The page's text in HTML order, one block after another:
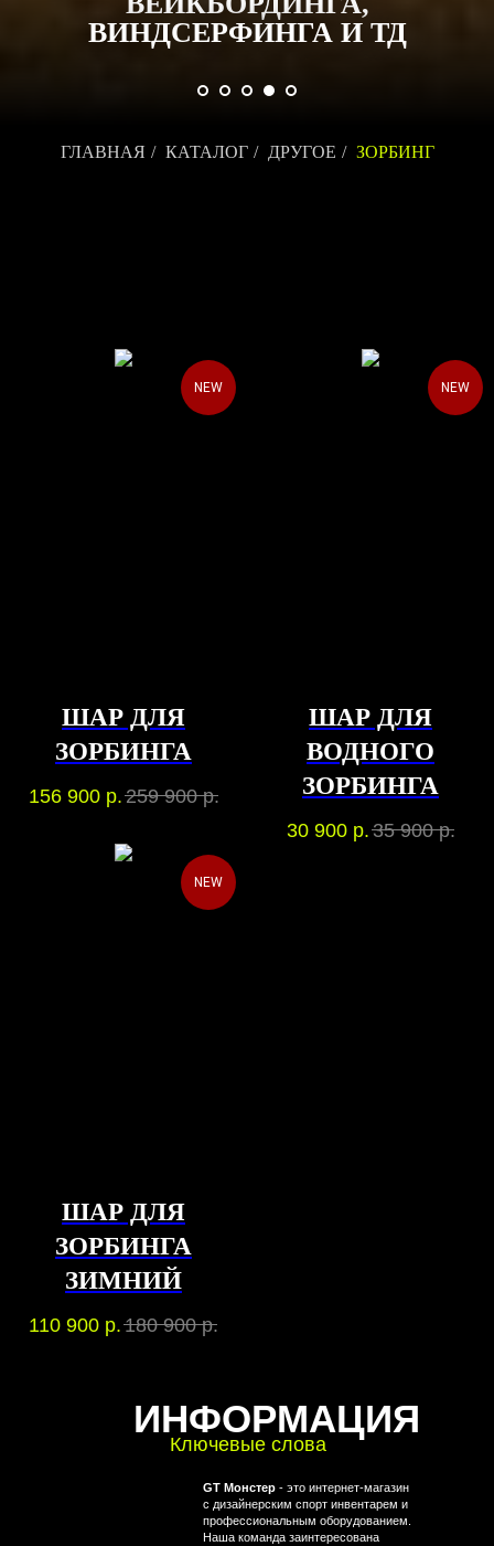
ВИНДСЕРФИНГА И ТД
ГЛАВНАЯ / КАТАЛОГ / ДРУГОЕ / ЗОРБИНГ
NEW
ШАР ДЛЯ
ЗОРБИНГА
156 900 р.259 900 р.
NEW
ШАР ДЛЯ
ВОДНОГО
ЗОРБИНГА
30 900 р.35 900 р.
NEW
ШАР ДЛЯ
ЗОРБИНГА
ЗИМНИЙ
110 900 р. 180 900 р.
GT Монстер- это интернет-магазин
с дизайнерским спорт инвентарем и
профессиональным оборудованием.
Наша команда заинтересована
Ключевые слова
ИНФОРМАЦИЯ